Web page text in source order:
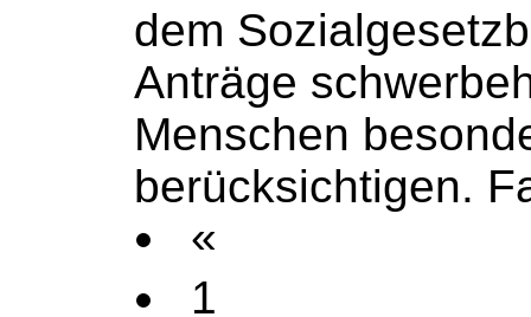
dem
Anträge
Menschen
berücksichtigen.
«
1